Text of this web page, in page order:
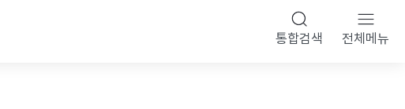
통합검색 전체메뉴